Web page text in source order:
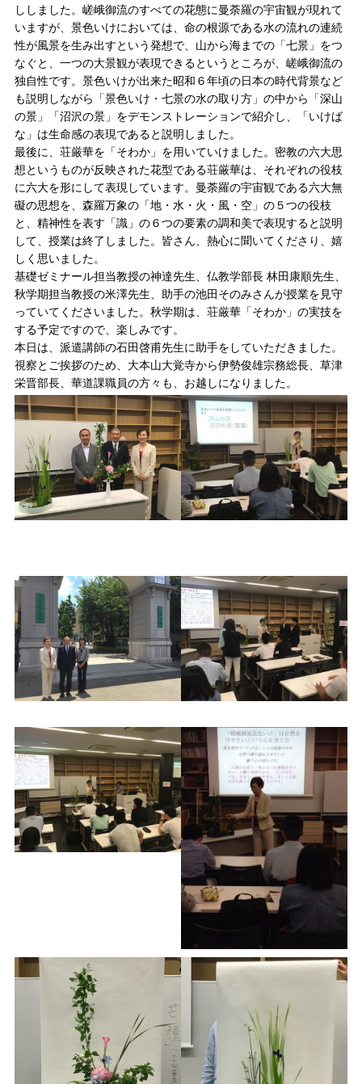
ししました。嵯峨御流のすべての花態に曼荼羅の宇宙観が現れて
いますが、景色いけにおいては、命の根源である水の流れの連続
性が風景を生み出すという発想で、山から海までの「七景」をつ
なぐと、一つの大景観が表現できるというところが、嵯峨御流の
独自性です。景色いけが出来た昭和６年頃の日本の時代背景など
も説明しながら「景色いけ・七景の水の取り方」の中から「深山
の景」「沼沢の景」をデモンストレーションで紹介し、「いけば
な」は生命感の表現であると説明しました。
最後に、荘厳華を「そわか」を用いていけました。密教の六大思
想というものが反映された花型である荘厳華は、それぞれの役枝
に六大を形にして表現しています。曼荼羅の宇宙観である六大無
礙の思想を、森羅万象の「地・水・火・風・空」の５つの役枝
と、精神性を表す「識」の６つの要素の調和美で表現すると説明
して、授業は終了しました。皆さん、熱心に聞いてくださり、嬉
しく思いました。
基礎ゼミナール担当教授の神達先生、仏教学部長 林田康順先生、
秋学期担当教授の米澤先生、助手の池田そのみさんが授業を見守
っていてくださいました。秋学期は、荘厳華「そわか」の実技を
する予定ですので、楽しみです。
本日は、派遣講師の石田啓甫先生に助手をしていただきました。
視察とご挨拶のため、大本山大覚寺から伊勢俊雄宗務総長、草津
栄晋部長、華道課職員の方々も、お越しになりました。